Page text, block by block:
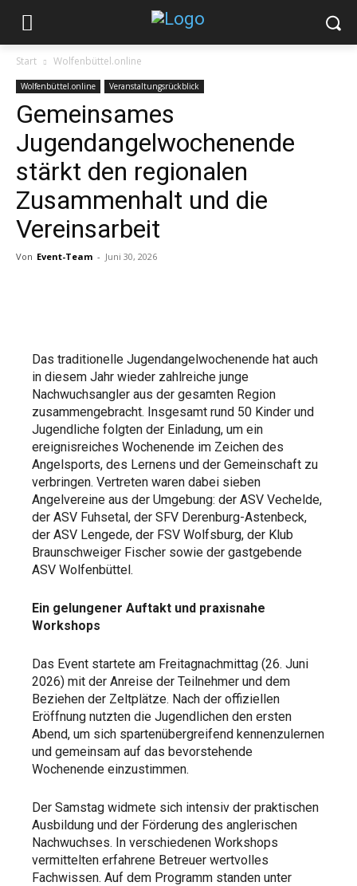
Start Wolfenbüttel.online
Wolfenbüttel.online Veranstaltungsrückblick
Gemeinsames
Jugendangelwochenende
stärkt den regionalen
Zusammenhalt und die
Vereinsarbeit
Von Event-Team - Juni 30, 2026
Das traditionelle Jugendangelwochenende hat auch
in diesem Jahr wieder zahlreiche junge
Nachwuchsangler aus der gesamten Region
zusammengebracht. Insgesamt rund 50 Kinder und
Jugendliche folgten der Einladung, um ein
ereignisreiches Wochenende im Zeichen des
Angelsports, des Lernens und der Gemeinschaft zu
verbringen. Vertreten waren dabei sieben
Angelvereine aus der Umgebung: der ASV Vechelde,
der ASV Fuhsetal, der SFV Derenburg-Astenbeck,
der ASV Lengede, der FSV Wolfsburg, der Klub
Braunschweiger Fischer sowie der gastgebende
ASV Wolfenbüttel.
Ein gelungener Auftakt und praxisnahe
Workshops
Das Event startete am Freitagnachmittag (26. Juni
2026) mit der Anreise der Teilnehmer und dem
Beziehen der Zeltplätze. Nach der offiziellen
Eröffnung nutzten die Jugendlichen den ersten
Abend, um sich spartenübergreifend kennenzulernen
und gemeinsam auf das bevorstehende
Wochenende einzustimmen.
Der Samstag widmete sich intensiv der praktischen
Ausbildung und der Förderung des anglerischen
Nachwuchses. In verschiedenen Workshops
vermittelten erfahrene Betreuer wertvolles
Fachwissen. Auf dem Programm standen unter